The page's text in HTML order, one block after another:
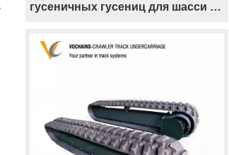
гусеничных гусениц для шасси с